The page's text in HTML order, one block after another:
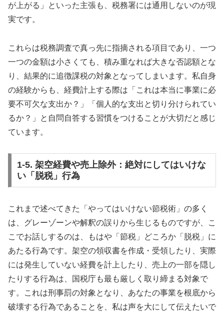
が上がる」といった主張も、税務署には通用しないのが現
実です。
これらは税務調査で真っ先に指摘される項目であり、一つ
一つの金額は小さくても、積み重なれば大きな否認額とな
り、結果的に追徴課税の対象となってしまいます。私自身
の経験からも、経費計上する際は「これは本当に事業に必
要不可欠な支出か？」「個人的な支出と切り分けられてい
るか？」と自問自答する習慣をつけることが大切だと感じ
ています。
1-5. 架空経費や売上除外：絶対にしてはいけな
い「脱税」行為
これまで述べてきた「やってはいけない節税術」の多く
は、グレーゾーンや解釈の誤りから生じるものですが、こ
こでお話しするのは、もはや「節税」どころか「脱税」に
あたる行為です。架空の領収書を作成・受領したり、実際
には発生していない経費を計上したり、売上の一部を隠し
たりする行為は、国税庁も最も厳しく取り締まる対象で
す。これは刑事罰の対象となり、あなたの事業を根底から
破壊する行為であることを、私は声を大にして伝えたいで